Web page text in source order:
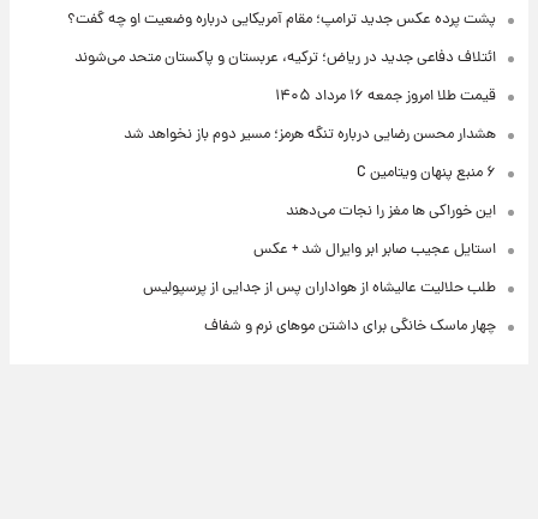
پشت پرده عکس جدید ترامپ؛ مقام آمریکایی درباره وضعیت او چه گفت؟
ائتلاف دفاعی جدید در ریاض؛ ترکیه، عربستان و پاکستان متحد می‌شوند
قیمت طلا امروز جمعه ۱۶ مرداد ۱۴۰۵
هشدار محسن رضایی درباره تنگه هرمز؛ مسیر دوم باز نخواهد شد
۶ منبع پنهان ویتامین C
این خوراکی ها مغز را نجات می‌دهند
استایل عجیب صابر ابر وایرال شد + عکس
طلب حلالیت عالیشاه از هواداران پس از جدایی از پرسپولیس
چهار ماسک خانگی برای داشتن موهای نرم و شفاف